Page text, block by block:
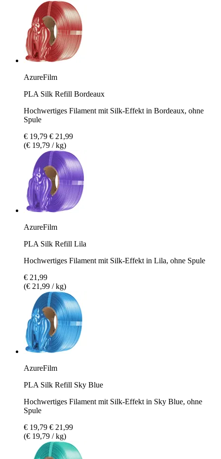
AzureFilm
PLA Silk Refill Bordeaux
Hochwertiges Filament mit Silk-Effekt in Bordeaux, ohne
Spule
€ 19,79 € 21,99
(€ 19,79 / kg)
AzureFilm
PLA Silk Refill Lila
Hochwertiges Filament mit Silk-Effekt in Lila, ohne Spule
€ 21,99
(€ 21,99 / kg)
AzureFilm
PLA Silk Refill Sky Blue
Hochwertiges Filament mit Silk-Effekt in Sky Blue, ohne
Spule
€ 19,79 € 21,99
(€ 19,79 / kg)